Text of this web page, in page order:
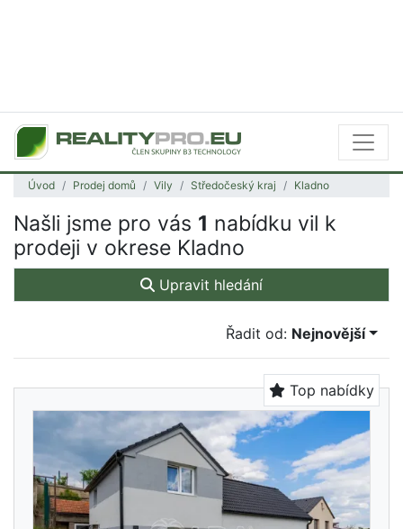
Úvod Prodej domů Vily Středočeský kraj Kladno
Našli jsme pro vás 1 nabídku vil k
prodeji v okrese Kladno
Upravit hledání
Řadit od: Nejnovější
Top nabídky